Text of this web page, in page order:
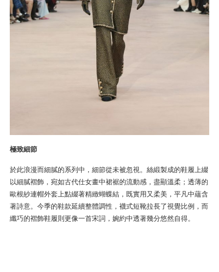
極致細節
於此浪漫而細膩的系列中，細節從未被忽視。絲緞製成的鞋履上綴
以細膩褶飾，宛如古代仕女畫中裙裾的流動感，盡顯溫柔；透薄的
歐根紗連帽外套上點綴著精緻蝴蝶結，既實用又柔美，平凡中蘊含
著詩意。今季的鞋款延續整體調性，襪式短靴拉長了視覺比例，而
纖巧的褶飾鞋履則更像一首宋詞，婉約中透著幾分悠然自得。